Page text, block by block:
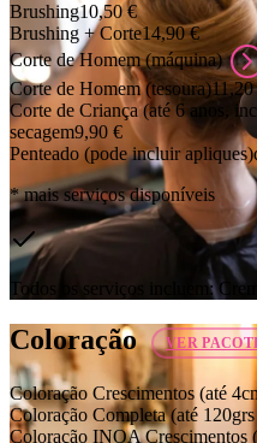
Brushing10,50 €
Brushing + Corte14,90 €
Corte de Homem (máquina)
Corte de Homem (tesoura)11,20
Corte de Criança (até 6 anos,
secagem9,90 €
Penteado (pode incluir apliques)
* mais serviços disponíveis
Todos os serviços incluem:
Coloração VER
Coloração Crescimentos (até
Coloração Completa (até
Coloração INOA Crescimentos